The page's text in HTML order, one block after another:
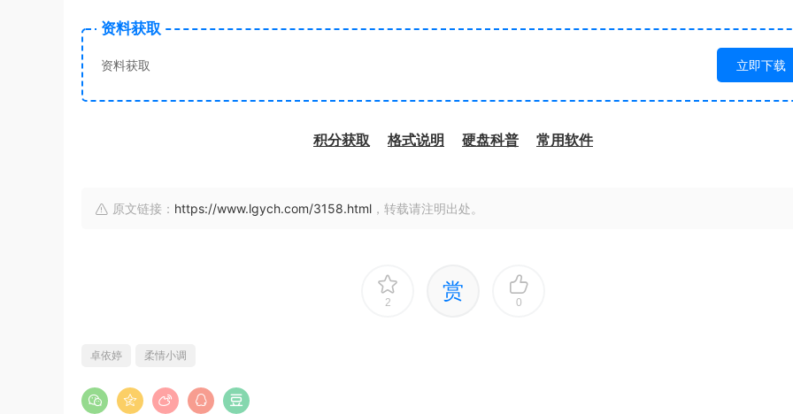
资料获取
资料获取 立即下载
积分获取 格式说明 硬盘科普 常用软件
原文链接： https://www.lgych.com/3158.html ，转载请注明出处。
2 赏 0
卓依婷 柔情小调